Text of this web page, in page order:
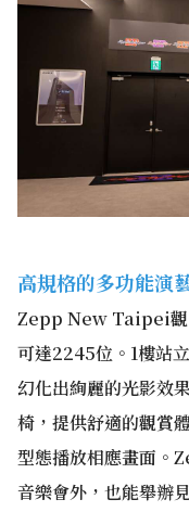
高規格的多功能演
Zepp New Taipei觀
可達2245位。1樓站
幻化出絢麗的光影效
椅，提供舒適的觀賞
型態播放相應畫面。
音樂會外，也能舉辦